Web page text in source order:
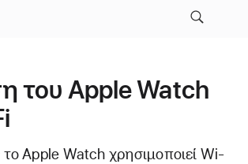
του Apple Watch
Apple Watch χρησιμοποιεί Wi-